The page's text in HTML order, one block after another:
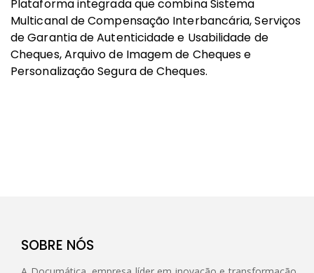
Plataforma integrada que combina Sistema
Multicanal de Compensação Interbancária, Serviços
de Garantia de Autenticidade e Usabilidade de
Cheques, Arquivo de Imagem de Cheques e
Personalização Segura de Cheques.
SOBRE NÓS